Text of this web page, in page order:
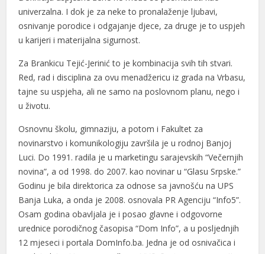
panel
panel
panel
panel
panel
panel
panel
panel
panel
panel
panel
univerzalna. I dok je za neke to pronalaženje ljubavi,
osnivanje porodice i odgajanje djece, za druge je to uspjeh
u karijeri i materijalna sigurnost.
Za Brankicu Tejić-Jerinić to je kombinacija svih tih stvari.
Red, rad i disciplina za ovu menadžericu iz grada na Vrbasu,
tajne su uspjeha, ali ne samo na poslovnom planu, nego i
u životu.
Osnovnu školu, gimnaziju, a potom i Fakultet za
novinarstvo i komunikologiju završila je u rodnoj Banjoj
Luci. Do 1991. radila je u marketingu sarajevskih “Večernjih
novina”, a od 1998. do 2007. kao novinar u “Glasu Srpske.”
Godinu je bila direktorica za odnose sa javnošću na UPS
Banja Luka, a onda je 2008. osnovala PR Agenciju “Info5”.
Osam godina obavljala je i posao glavne i odgovorne
urednice porodičnog časopisa “Dom Info”, a u posljednjih
12 mjeseci i portala DomInfo.ba. Jedna je od osnivačica i